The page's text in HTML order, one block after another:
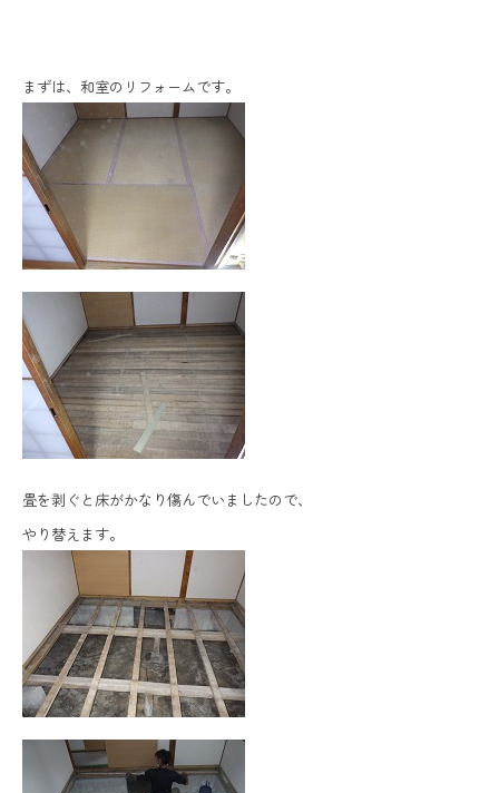
まずは、和室のリフォームです。
畳を剥ぐと床がかなり傷んでいましたので、
やり替えます。